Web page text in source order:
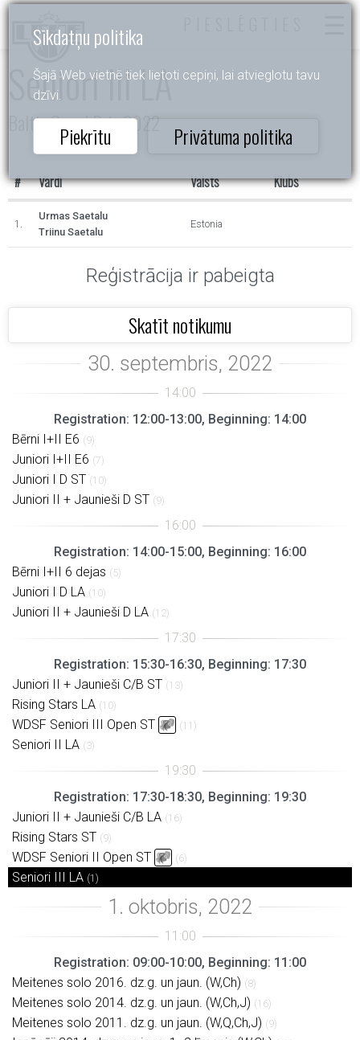
Sīkdatņu politika
Šajā Web vietnē tiek lietoti cepiņi, lai atvieglotu tavu
dzīvi.
Piekrītu Privātuma politika
Seniori III LA
Baltic Grand Prix 2022
# Vārdi Valsts Klubs
1.
Urmas Saetalu
Triinu Saetalu
Estonia
Reģistrācija ir pabeigta
Skatīt notikumu
Registration: 12:00-13:00, Beginning: 14:00
Bērni I+II E6 (9)
Juniori I+II E6 (7)
Juniori I D ST (10)
Juniori II + Jaunieši D ST (9)
Registration: 14:00-15:00, Beginning: 16:00
Bērni I+II 6 dejas (5)
Juniori I D LA (10)
Juniori II + Jaunieši D LA (12)
Registration: 15:30-16:30, Beginning: 17:30
Juniori II + Jaunieši C/B ST (13)
Rising Stars LA (10)
WDSF Seniori III Open ST (11)
Seniori II LA (3)
Registration: 17:30-18:30, Beginning: 19:30
Juniori II + Jaunieši C/B LA (16)
Rising Stars ST (9)
WDSF Seniori II Open ST (6)
Seniori III LA (1)
Registration: 09:00-10:00, Beginning: 11:00
Meitenes solo 2016. dz.g. un jaun. (W,Ch) (8)
Meitenes solo 2014. dz.g. un jaun. (W,Ch,J) (16)
Meitenes solo 2011. dz.g. un jaun. (W,Q,Ch,J) (9)